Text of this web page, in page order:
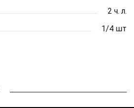
2 ч. л.
1/4 шт